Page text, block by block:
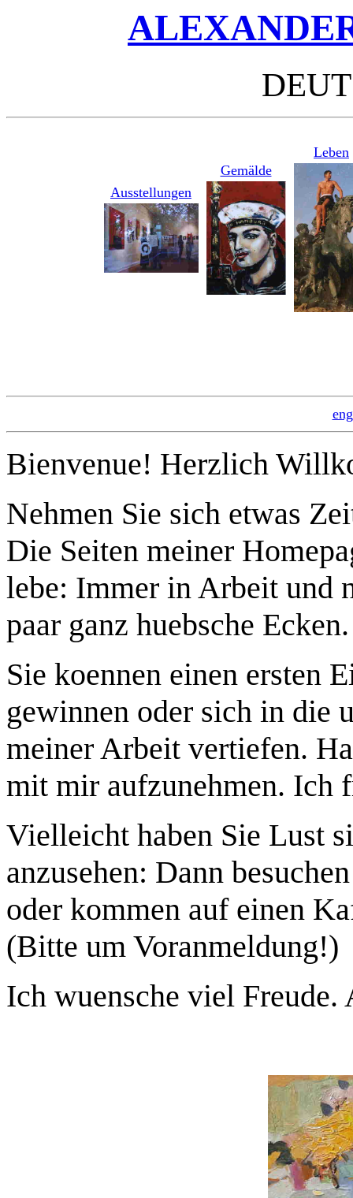
Ausstellungen
Gemälde
Leben
Bienvenue! Herzlich
Nehmen Sie sich etwas
Die Seiten meiner
lebe: Immer in Arbeit und
paar ganz huebsche Ecken.
Sie koennen einen ersten
gewinnen oder sich in die
meiner Arbeit vertiefen.
mit mir aufzunehmen. Ich
Vielleicht haben Sie Lust
anzusehen: Dann
oder kommen auf einen
(Bitte um Voranmeldung!)
Ich wuensche viel